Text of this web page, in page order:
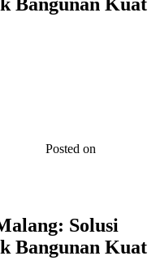
Posted on
Solusi
Bangunan Kuat